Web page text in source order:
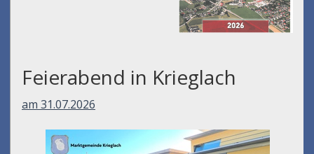
Feierabend in Krieglach
am 31.07.2026